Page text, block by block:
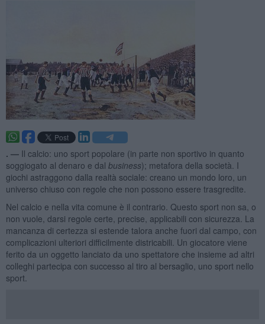
. — Il calcio: uno sport popolare (in parte non sportivo in quanto
soggiogato al denaro e dal business); metafora della società. I
giochi astraggono dalla realtà sociale: creano un mondo loro, un
universo chiuso con regole che non possono essere trasgredite.
Nel calcio e nella vita comune è il contrario. Questo sport non sa, o
non vuole, darsi regole certe, precise, applicabili con sicurezza. La
mancanza di certezza si estende talora anche fuori dal campo, con
complicazioni ulteriori difficilmente districabili. Un giocatore viene
ferito da un oggetto lanciato da uno spettatore che insieme ad altri
colleghi partecipa con successo al tiro al bersaglio, uno sport nello
sport.